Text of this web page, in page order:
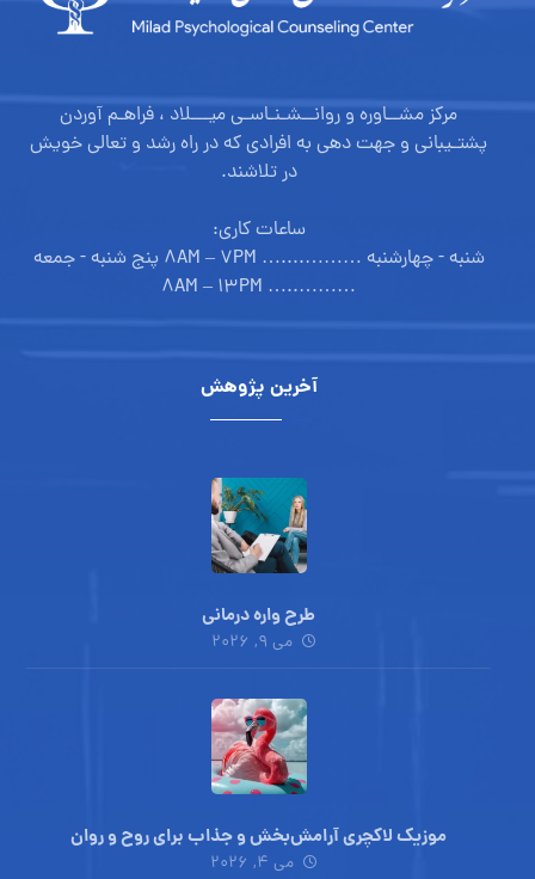
مرکز مشــاوره و روانــشـنـاسـی میـــلاد ، فراهـم آوردن
پشتـیبانی و جهت دهی به افرادی که در راه رشد و تعالی خویش
در تلاشند.
ساعات کاری:
شنبه - چهارشنبه ………....… ۸AM – ۷PM پنج شنبه - جمعه
………..… ۸AM – ۱۳PM
آخرین پژوهش
طرح واره درمانی
می ۹, ۲۰۲۶
موزیک لاکچری آرامش‌بخش‌ و جذاب‌ برای روح و روان
می ۴, ۲۰۲۶